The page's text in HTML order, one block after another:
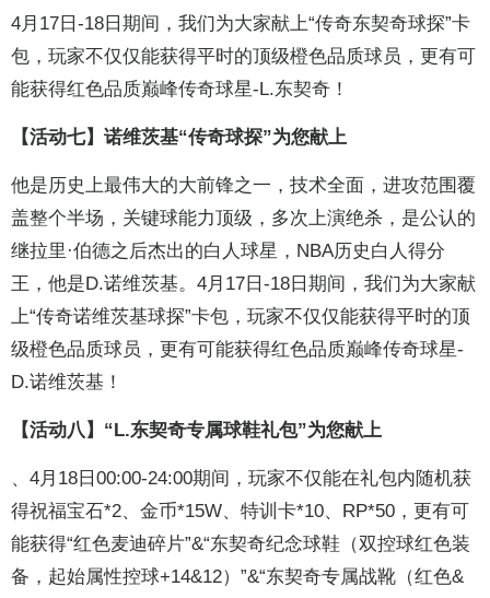
4月17日-18日期间，我们为大家献上“传奇东契奇球探”卡
包，玩家不仅仅能获得平时的顶级橙色品质球员，更有可
能获得红色品质巅峰传奇球星-L.东契奇！
【活动七】诺维茨基“传奇球探”为您献上
他是历史上最伟大的大前锋之一，技术全面，进攻范围覆
盖整个半场，关键球能力顶级，多次上演绝杀，是公认的
继拉里·伯德之后杰出的白人球星，NBA历史白人得分
王，他是D.诺维茨基。4月17日-18日期间，我们为大家献
上“传奇诺维茨基球探”卡包，玩家不仅仅能获得平时的顶
级橙色品质球员，更有可能获得红色品质巅峰传奇球星-
D.诺维茨基！
【活动八】“L.东契奇专属球鞋礼包”为您献上
、4月18日00:00-24:00期间，玩家不仅能在礼包内随机获
得祝福宝石*2、金币*15W、特训卡*10、RP*50，更有可
能获得“红色麦迪碎片”&“东契奇纪念球鞋（双控球红色装
备，起始属性控球+14&12）”&“东契奇专属战靴（红色&